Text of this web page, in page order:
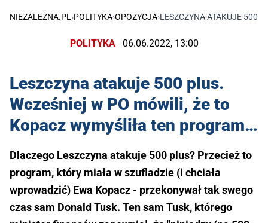
NIEZALEŻNA.PL ›POLITYKA›OPOZYCJA›LESZCZYNA ATAKUJE 500
POLITYKA 06.06.2022, 13:00
Leszczyna atakuje 500 plus.
Wcześniej w PO mówili, że to
Kopacz wymyśliła ten program…
Dlaczego Leszczyna atakuje 500 plus? Przecież to
program, który miała w szufladzie (i chciała
wprowadzić) Ewa Kopacz - przekonywał tak swego
czas sam Donald Tusk. Ten sam Tusk, którego